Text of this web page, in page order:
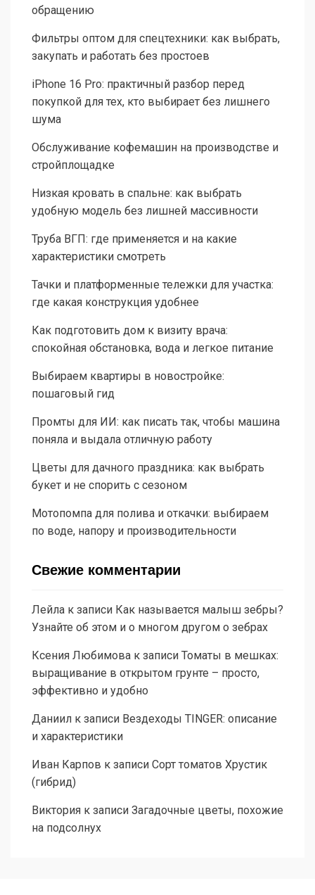
обращению
Фильтры оптом для спецтехники: как выбрать,
закупать и работать без простоев
iPhone 16 Pro: практичный разбор перед
покупкой для тех, кто выбирает без лишнего
шума
Обслуживание кофемашин на производстве и
стройплощадке
Низкая кровать в спальне: как выбрать
удобную модель без лишней массивности
Труба ВГП: где применяется и на какие
характеристики смотреть
Тачки и платформенные тележки для участка:
где какая конструкция удобнее
Как подготовить дом к визиту врача:
спокойная обстановка, вода и легкое питание
Выбираем квартиры в новостройке:
пошаговый гид
Промты для ИИ: как писать так, чтобы машина
поняла и выдала отличную работу
Цветы для дачного праздника: как выбрать
букет и не спорить с сезоном
Мотопомпа для полива и откачки: выбираем
по воде, напору и производительности
Свежие комментарии
Лейла к записи Как называется малыш зебры?
Узнайте об этом и о многом другом о зебрах
Ксения Любимова к записи Томаты в мешках:
выращивание в открытом грунте – просто,
эффективно и удобно
Даниил к записи Вездеходы TINGER: описание
и характеристики
Иван Карпов к записи Сорт томатов Хрустик
(гибрид)
Виктория к записи Загадочные цветы, похожие
на подсолнух